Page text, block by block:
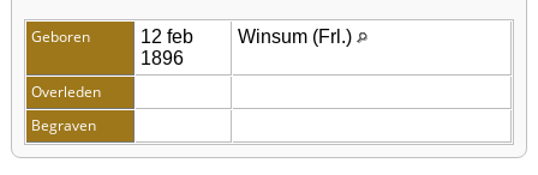
Geboren
12 feb
1896
Winsum (Frl.)
Overleden
Begraven